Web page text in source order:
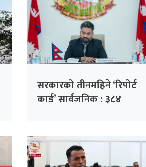
सरकारको तीनमहिने ‘रिपोर्ट
कार्ड’ सार्वजनिक : ३८४